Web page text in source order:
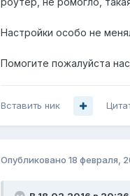
Настройки особо не
Помогите пожалуйста
Вставить ник
Опубликовано 18 февраля,